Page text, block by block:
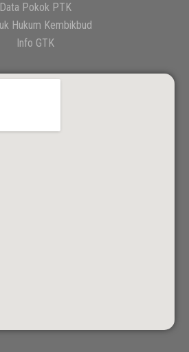
Data Pokok PTK
Hukum Kembikbud
Info GTK